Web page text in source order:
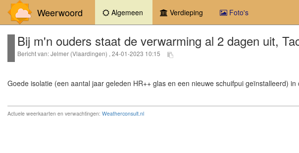
Weerwoord Algemeen (current)Verdieping Foto's
Bij m'n ouders staat de verwarming al 2 dagen uit,
Bericht van: Jelmer (Vlaardingen) , 24-01-2023 10:15
Goede isolatie (een aantal jaar geleden HR++ glas en een nieuwe schuifpui geïnstalleerd)
Actuele weerkaarten en verwachtingen: Weatherconsult.nl